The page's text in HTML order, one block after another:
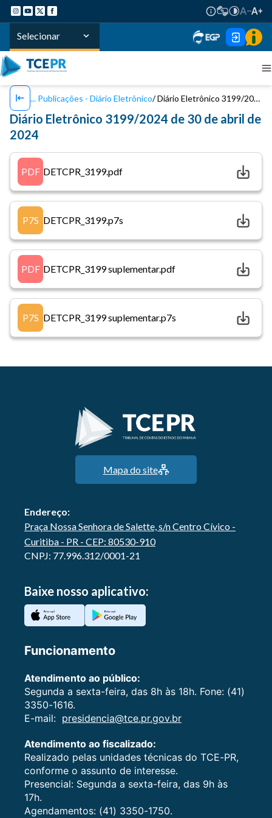
Selecionar
Publicações - Diário Eletrônico Diário Eletrônico 3199/2024 de 30 de abril de 2024
Diário Eletrônico 3199/2024 de 30 de abril de
2024
PDF DETCPR_3199.pdf
P7S DETCPR_3199.p7s
PDF DETCPR_3199 suplementar.pdf
P7S DETCPR_3199 suplementar.p7s
Mapa do site
Endereço:
Praça Nossa Senhora de Salette, s/n Centro Cívico -
Curitiba - PR - CEP: 80530-910
CNPJ: 77.996.312/0001-21
Baixe nosso aplicativo:
Funcionamento
Atendimento ao público:
Segunda a sexta-feira, das 8h às 18h. Fone: (41)
3350-1616.
E-mail: presidencia@tce.pr.gov.br
Atendimento ao fiscalizado:
Realizado pelas unidades técnicas do TCE-PR,
conforme o assunto de interesse.
Presencial: Segunda a sexta-feira, das 9h às
17h.
Agendamentos: (41) 3350-1750.